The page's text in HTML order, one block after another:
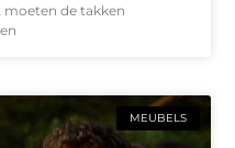
moeten de takken
MEUBELS